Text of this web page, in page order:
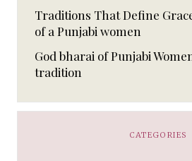
Traditions That Define
of a Punjabi women
God bharai of Punjabi
tradition
CATEGORIES